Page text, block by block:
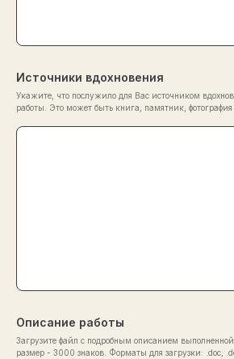
Источники вдохновения
Укажите, что послужило для Вас источником
работы. Это может быть книга, памятник,
Описание работы
Загрузите файл с подробным описанием
размер - 3000 знаков. Форматы для загрузки: .doc,